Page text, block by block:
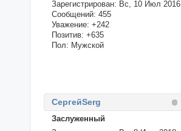
Зарегистрирован: Вс, 10 Июл 2016
Сообщений: 455
Уважение: +242
Позитив: +635
Пол: Мужской
СергейSerg
Заслуженный